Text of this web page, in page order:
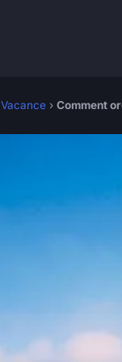
Vacance › Comment